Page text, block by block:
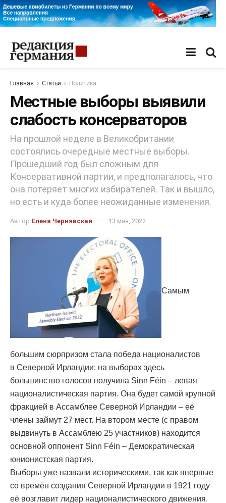
Главная Статьи Политика
Местные выборы выявили
слабость консерваторов
На прошлой неделе в Великобритании
состоялись очередные местные выборы.
Прошедший год был сложным для
Консервативной партии, и предполагалось, что
она потеряет многих избирателей. Так и вышло,
но есть и куда более неожиданные изменения.
Автор Елена Чернявская 13 мая, 2022
Самым
большим сюрпризом стала победа националистов
в Северной Ирландии: на выборах здесь
большинство голосов получила Sinn Féin – левая
националистическая партия. Она будет самой крупной
фракцией в Ассамблее Северной Ирландии – её
члены займут 27 мест. На втором месте (с правом
выдвинуть в Ассамблею 25 участников) находится
основной оппонент Sinn Féin – Демократическая
юнионистская партия.
Выборы уже назвали историческими, так как впервые
со времён создания Северной Ирландии в 1921 году
её возглавит лидер националистического движения.